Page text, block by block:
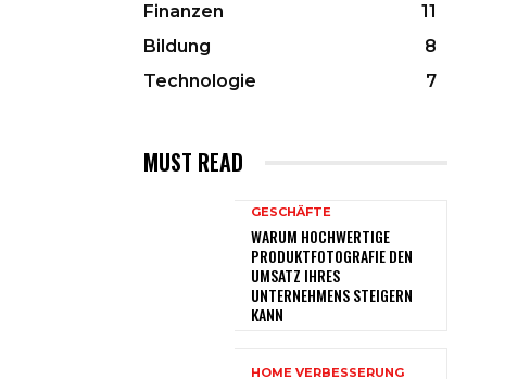
Finanzen
11
Bildung
8
Technologie
7
MUST READ
GESCHÄFTE
WARUM HOCHWERTIGE
PRODUKTFOTOGRAFIE DEN
UMSATZ IHRES
UNTERNEHMENS STEIGERN
KANN
HOME VERBESSERUNG